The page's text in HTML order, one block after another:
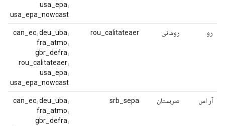
usa_epa،
usa_epa_nowcast
رو رومانی rou_calitateaer
can_ec، deu_uba،
fra_atmo،
gbr_defra،
rou_calitateaer،
usa_epa،
usa_epa_nowcast
آر اس صربستان srb_sepa
can_ec، deu_uba،
fra_atmo،
gbr_defra،